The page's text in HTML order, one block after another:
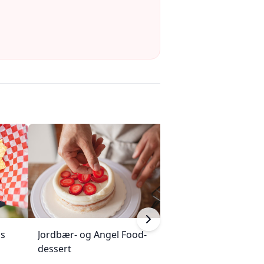
Jordbær- og Angel Food-
dessert